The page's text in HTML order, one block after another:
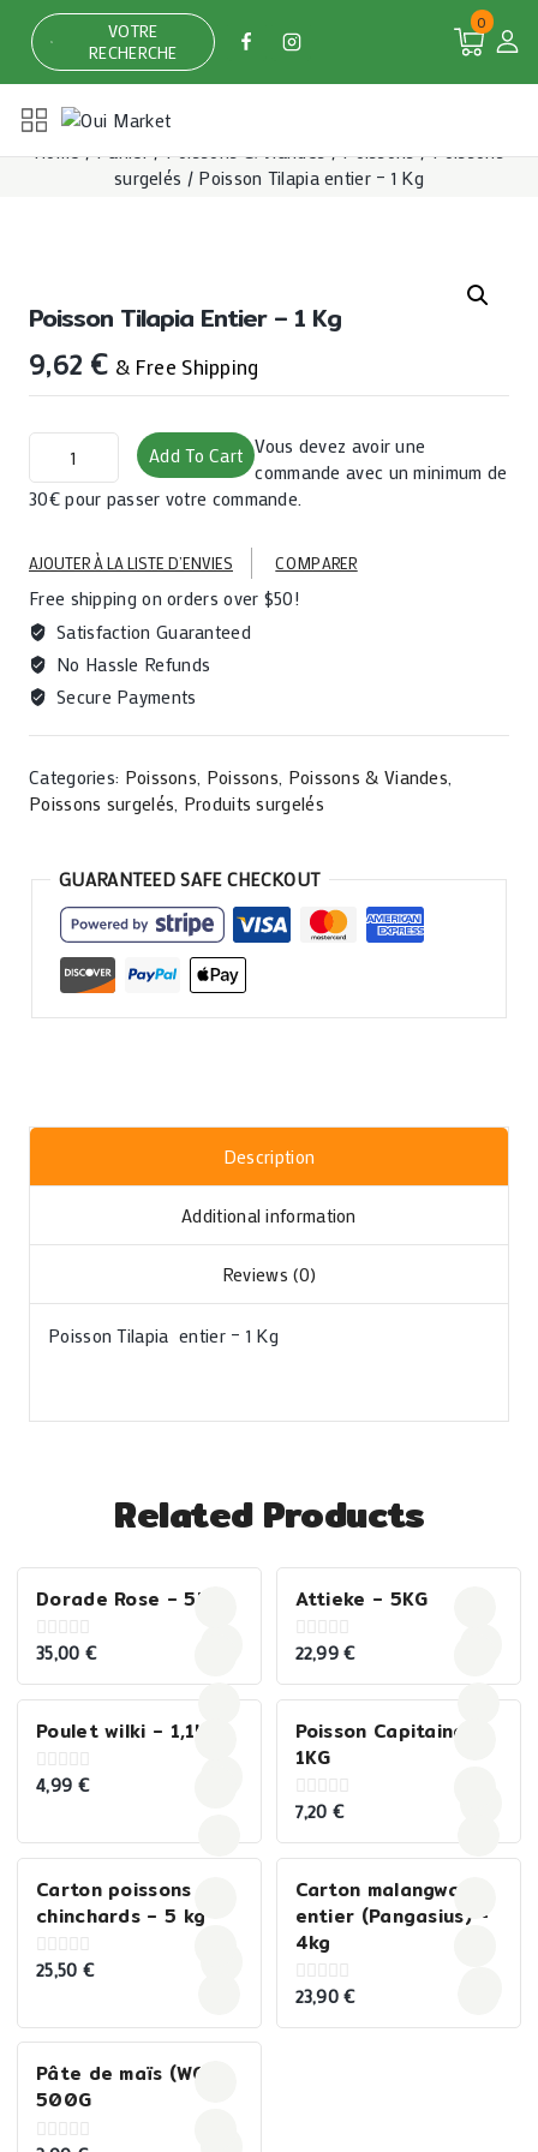
content
VOTRE
RECHERCHE
0
Home / Panier / Poissons & Viandes / Poissons / Poissons
surgelés / Poisson Tilapia entier – 1 Kg
Poisson Tilapia Entier – 1 Kg
9,62 € & Free Shipping
Tilapia
entier
Kg
quantity
Add To Cart Vous devez avoir une
commande avec un minimum de
30€ pour passer votre commande.
AJOUTER À LA LISTE D’ENVIES COMPARER
Free shipping on orders over $50!
Satisfaction Guaranteed
No Hassle Refunds
Secure Payments
Categories: Poissons, Poissons, Poissons & Viandes,
Poissons surgelés, Produits surgelés
GUARANTEED SAFE CHECKOUT
Description
Additional information
Reviews (0)
Poisson Tilapia entier – 1 Kg
Related Products
Dorade Rose – 5kg
0
of
5
35,00 €
Attieke – 5KG
0
of
5
22,99€
Poulet wilki – 1,1KG
0
4,99 €
Poisson Capitaine –
1KG
0
of
5
7,20€
Carton poissons
chinchards – 5 kg
0
25,50 €
Carton malangwa
entier (Pangasius) –
4kg
0
of
23,90€
Pâte de maïs (WO) –
500G